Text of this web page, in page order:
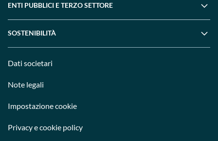
ENTI PUBBLICI E TERZO SETTORE
SOSTENIBILITÀ
Dati societari
Note legali
Impostazione cookie
Privacy e cookie policy